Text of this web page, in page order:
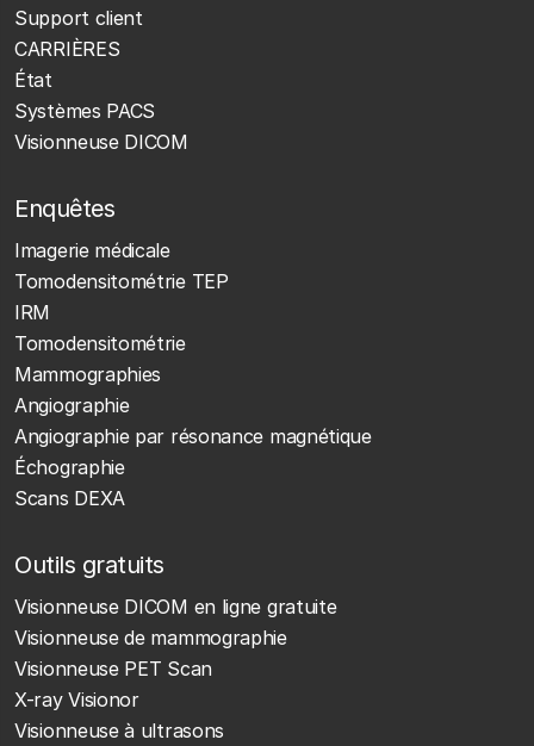
Support client
CARRIÈRES
État
Systèmes PACS
Visionneuse DICOM
Enquêtes
Imagerie médicale
Tomodensitométrie TEP
IRM
Tomodensitométrie
Mammographies
Angiographie
Angiographie par résonance magnétique
Échographie
Scans DEXA
Outils gratuits
Visionneuse DICOM en ligne gratuite
Visionneuse de mammographie
Visionneuse PET Scan
X-ray Visionor
Visionneuse à ultrasons